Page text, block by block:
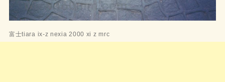
富士tiara ix-z nexia 2000 xi z mrc